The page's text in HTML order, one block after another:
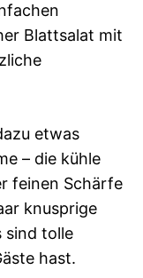
Blattsalat mit
etwas
– die kühle
feinen Schärfe
knusprige
sind tolle
hast.